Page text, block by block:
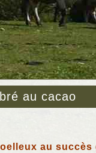
au cacao
au succès